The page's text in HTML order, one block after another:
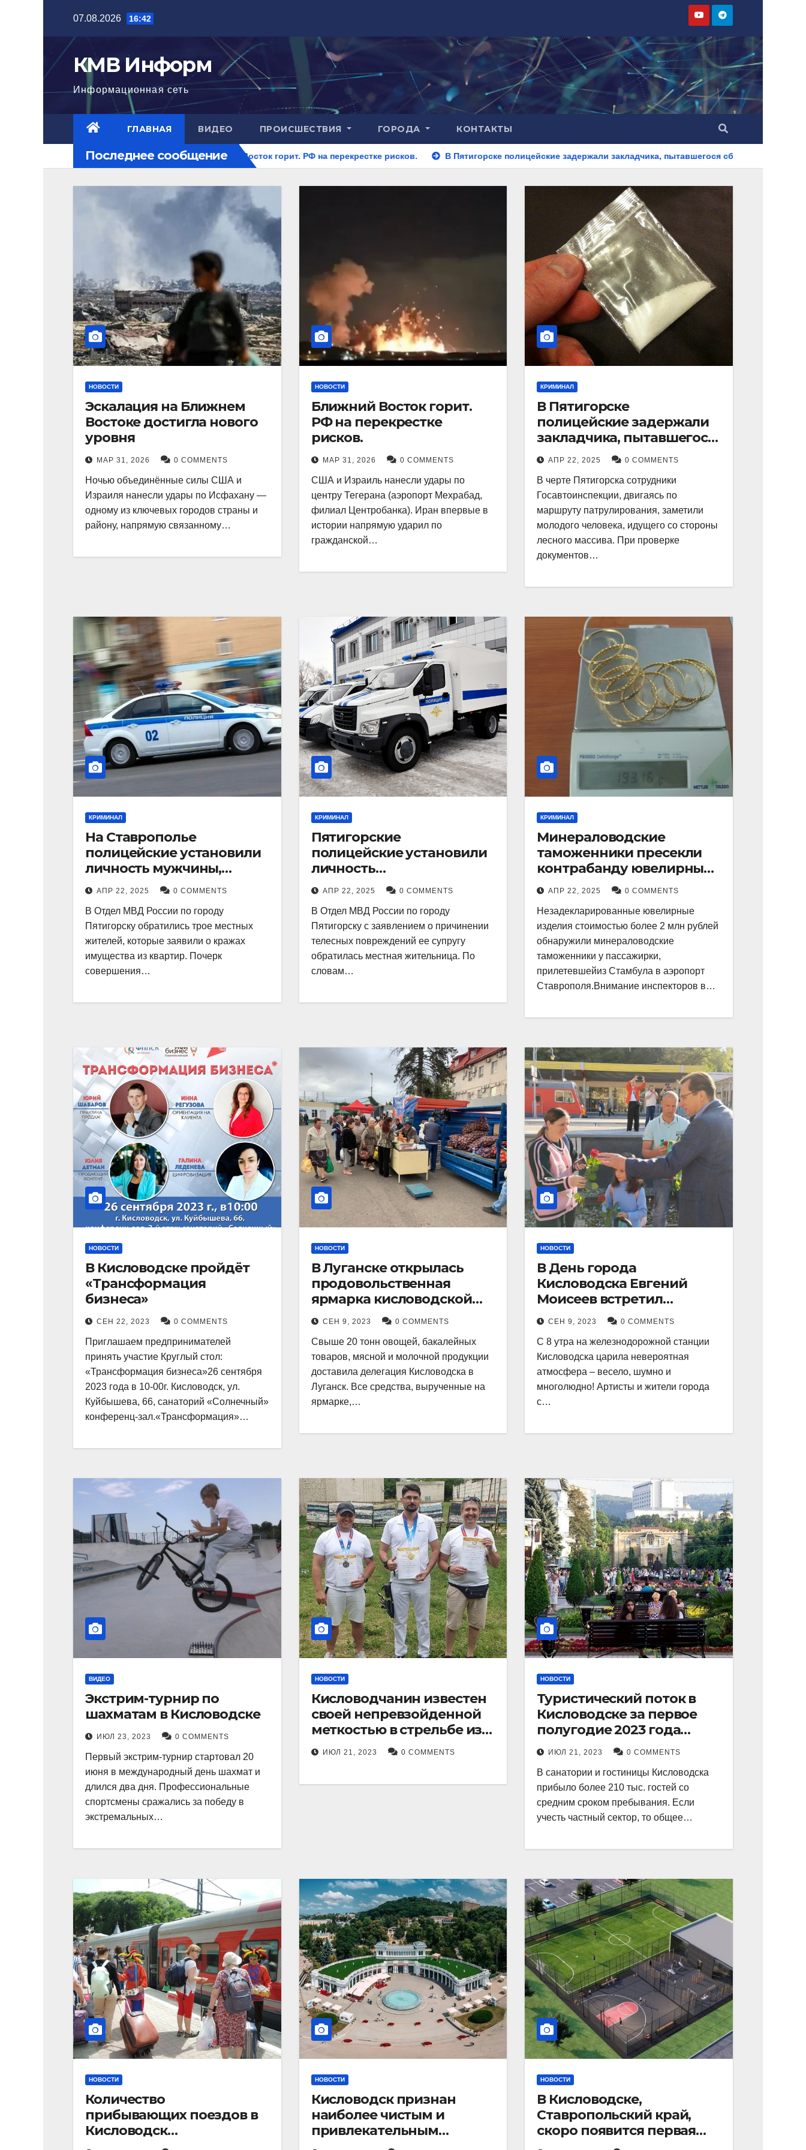
содержимому
07.08.2026 16:42
КМВ Информ
Информационная сеть
ГЛАВНАЯ ВИДЕО ПРОИСШЕСТВИЯ ГОРОДА КОНТАКТЫ
Последнее сообщение
нового уровня Ближний Восток горит. РФ на перекрестке рисков. В Пятигорске полицейские задержали закладчика, пытавшегося сбыть партию синтетического
НОВОСТИ
Эскалация на Ближнем
Востоке достигла нового
уровня
МАР 31, 2026 0 COMMENTS
Ночью объединённые силы США и
Израиля нанесли удары по Исфахану —
одному из ключевых городов страны и
району, напрямую связанному…
НОВОСТИ
Ближний Восток горит.
РФ на перекрестке
рисков.
МАР 31, 2026 0 COMMENTS
США и Израиль нанесли удары по
центру Тегерана (аэропорт Мехрабад,
филиал Центробанка). Иран впервые в
истории напрямую ударил по
гражданской…
КРИМИНАЛ
В Пятигорске
полицейские задержали
закладчика, пытавшегося
сбыть партию
синтетического
наркотика
АПР 22, 2025 0 COMMENTS
В черте Пятигорска сотрудники
Госавтоинспекции, двигаясь по
маршруту патрулирования, заметили
молодого человека, идущего со стороны
лесного массива. При проверке
документов…
КРИМИНАЛ
На Ставрополье
полицейские установили
личность мужчины,
причастного к кражам
имущества из квартир в
Пятигорске
АПР 22, 2025 0 COMMENTS
В Отдел МВД России по городу
Пятигорску обратились трое местных
жителей, которые заявили о кражах
имущества из квартир. Почерк
совершения…
КРИМИНАЛ
Пятигорские
полицейские установили
личность
злоумышленника,
причинившего телесные
повреждения местному
жителю
АПР 22, 2025 0 COMMENTS
В Отдел МВД России по городу
Пятигорску с заявлением о причинении
телесных повреждений ее супругу
обратилась местная жительница. По
словам…
КРИМИНАЛ
Минераловодские
таможенники пресекли
контрабанду ювелирных
изделий на 2 млн рублей
АПР 22, 2025 0 COMMENTS
Незадекларированные ювелирные
изделия стоимостью более 2 млн рублей
обнаружили минераловодские
таможенники у пассажирки,
прилетевшейиз Стамбула в аэропорт
Ставрополя.Внимание инспекторов в…
НОВОСТИ
В Кисловодске пройдёт
«Трансформация
бизнеса»
СЕН 22, 2023 0 COMMENTS
Приглашаем предпринимателей
принять участие Круглый стол:
«Трансформация бизнеса»26 сентября
2023 года в 10-00г. Кисловодск, ул.
Куйбышева, 66, санаторий «Солнечный»
конференц-зал.«Трансформация»…
НОВОСТИ
В Луганске открылась
продовольственная
ярмарка кисловодской
продукции.
СЕН 9, 2023 0 COMMENTS
Свыше 20 тонн овощей, бакалейных
товаров, мясной и молочной продукции
доставила делегация Кисловодска в
Луганск. Все средства, вырученные на
ярмарке,…
НОВОСТИ
В День города
Кисловодска Евгений
Моисеев встретил
прибывший поезд с
туристами.
СЕН 9, 2023 0 COMMENTS
С 8 утра на железнодорожной станции
Кисловодска царила невероятная
атмосфера – весело, шумно и
многолюдно! Артисты и жители города
с…
ВИДЕО
Экстрим-турнир по
шахматам в Кисловодске
ИЮЛ 23, 2023 0 COMMENTS
Первый экстрим-турнир стартовал 20
июня в международный день шахмат и
длился два дня. Профессиональные
спортсмены сражались за победу в
экстремальных…
НОВОСТИ
Кисловодчанин известен
своей непревзойденной
меткостью в стрельбе из
лука, и его успехи
прославили его в
ИЮЛ 21, 2023 0 COMMENTS
НОВОСТИ
Туристический поток в
Кисловодске за первое
полугодие 2023 года
показал рекордный рост в
21 процент.
ИЮЛ 21, 2023 0 COMMENTS
В санатории и гостиницы Кисловодска
прибыло более 210 тыс. гостей со
средним сроком пребывания. Если
учесть частный сектор, то общее…
НОВОСТИ
Количество
прибывающих поездов в
Кисловодск
стремительно
НОВОСТИ
Кисловодск признан
наиболее чистым и
привлекательным
курортным городом в
НОВОСТИ
В Кисловодске,
Ставропольский край,
скоро появится первая
«умная площадка».